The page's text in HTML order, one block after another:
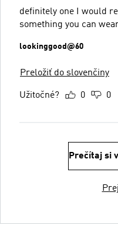
definitely one I would
something you can
lookinggood@60
Preložiť do slovenčiny
Užitočné? 0 0
Prečítaj si